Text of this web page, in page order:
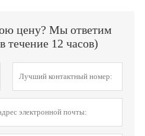
цену? Мы ответим
течение 12 часов)